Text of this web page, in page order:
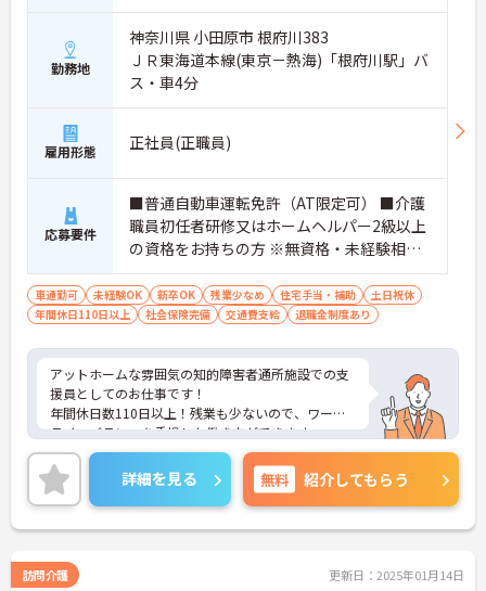
勤務地
神奈川県 小田原市 根府川383
ＪＲ東海道本線(東京－熱海)「根府川駅」バ
ス・車4分
雇用形態 正社員(正職員)
応募要件
■普通自動車運転免許（AT限定可） ■介護
職員初任者研修又はホームヘルパー2級以上
の資格をお持ちの方 ※無資格・未経験相談
可能
車通勤可 未経験OK 新卒OK 残業少なめ 住宅手当・補助
土日祝休
年間休日110日以上
社会保険完備 交通費支給 退職金制度あり
アットホームな雰囲気の知的障害者通所施設での支
援員としてのお仕事です！
年間休日数110日以上！残業も少ないので、ワーク
ライフバランスを重視した働き方ができます。
ご興味ある方には、面接対策ポイントなど、詳細を
お話しいたしますのでお気軽にご相談ください。
詳細を見る 無料 紹介してもらう
訪問介護 更新日：2025年01月14日